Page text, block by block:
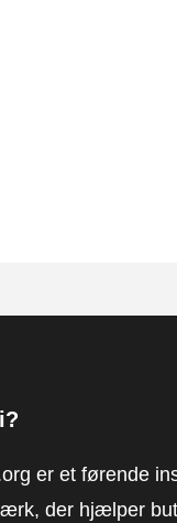
er et førende
der hjælper